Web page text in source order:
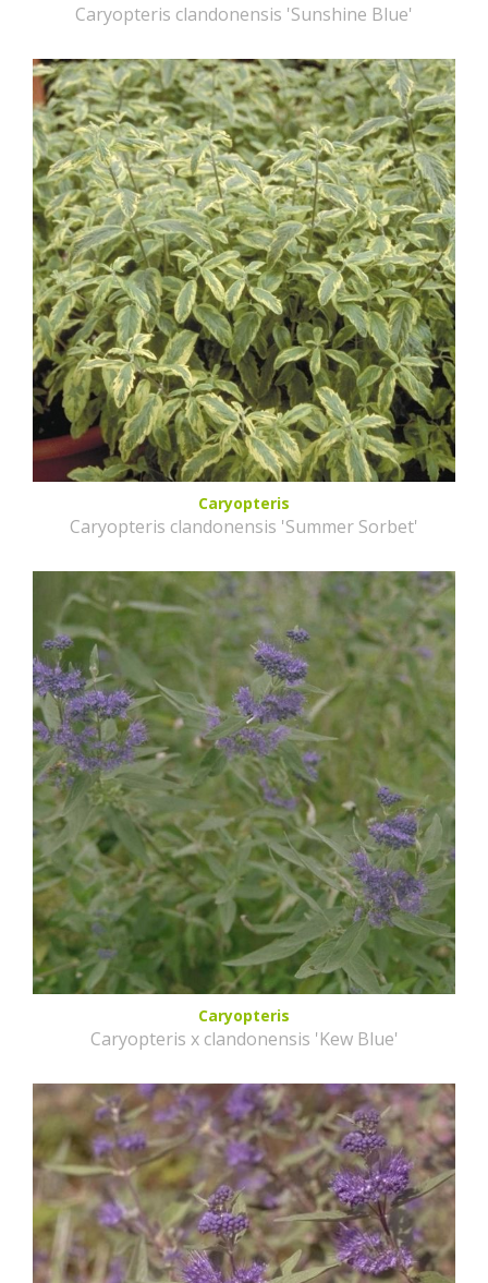
Caryopteris clandonensis 'Sunshine Blue'
Caryopteris
Caryopteris clandonensis 'Summer Sorbet'
Caryopteris
Caryopteris x clandonensis 'Kew Blue'